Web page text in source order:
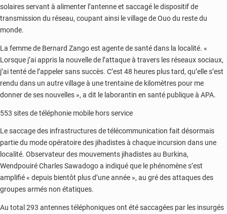
solaires servant à alimenter l’antenne et saccagé le dispositif de
transmission du réseau, coupant ainsi le village de Ouo du reste du
monde.
La femme de Bernard Zango est agente de santé dans la localité. «
Lorsque j’ai appris la nouvelle de l’attaque à travers les réseaux sociaux,
j’ai tenté de l’appeler sans succès. C’est 48 heures plus tard, qu’elle s’est
rendu dans un autre village à une trentaine de kilomètres pour me
donner de ses nouvelles », a dit le laborantin en santé publique à APA.
553 sites de téléphonie mobile hors service
Le saccage des infrastructures de télécommunication fait désormais
partie du mode opératoire des jihadistes à chaque incursion dans une
localité. Observateur des mouvements jihadistes au Burkina,
Wendpouiré Charles Sawadogo a indiqué que le phénomène s’est
amplifié « depuis bientôt plus d’une année », au gré des attaques des
groupes armés non étatiques.
Au total 293 antennes téléphoniques ont été saccagées par les insurgés